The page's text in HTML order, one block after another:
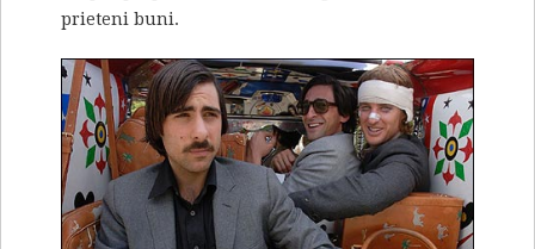
prieteni buni.